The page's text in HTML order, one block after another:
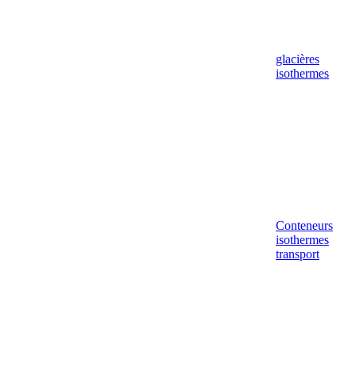
glacières
isothermes
Conteneurs
isothermes
transport